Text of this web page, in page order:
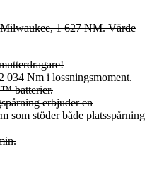
1 627 NM. Värde
034 Nm i lossningsmoment.
batterier.
erbjuder en
som stöder både platsspårning